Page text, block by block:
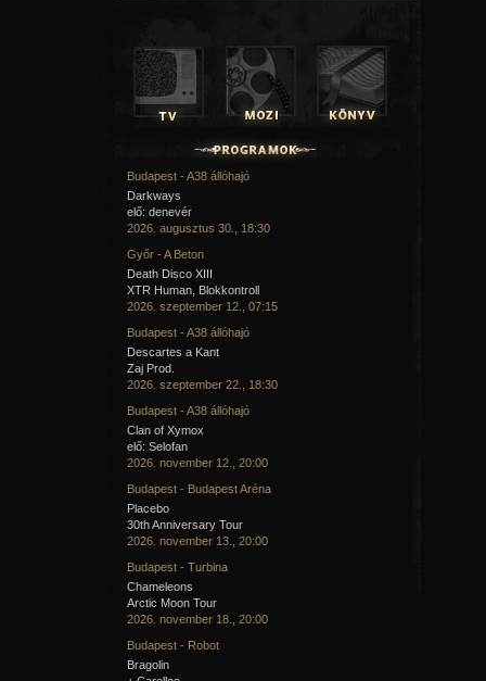
Budapest - A38 állóhajó
Darkways
elő: denevér
2026. augusztus 30., 18:30
Győr - A Beton
Death Disco XIII
XTR Human, Blokkontroll
2026. szeptember 12., 07:15
Budapest - A38 állóhajó
Descartes a Kant
Zaj Prod.
2026. szeptember 22., 18:30
Budapest - A38 állóhajó
Clan of Xymox
elő: Selofan
2026. november 12., 20:00
Budapest - Budapest Aréna
Placebo
30th Anniversary Tour
2026. november 13., 20:00
Budapest - Turbina
Chameleons
Arctic Moon Tour
2026. november 18., 20:00
Budapest - Robot
Bragolin